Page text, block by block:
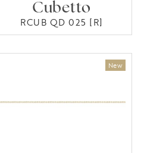
Cubetto
RCUB QD 025 [R]